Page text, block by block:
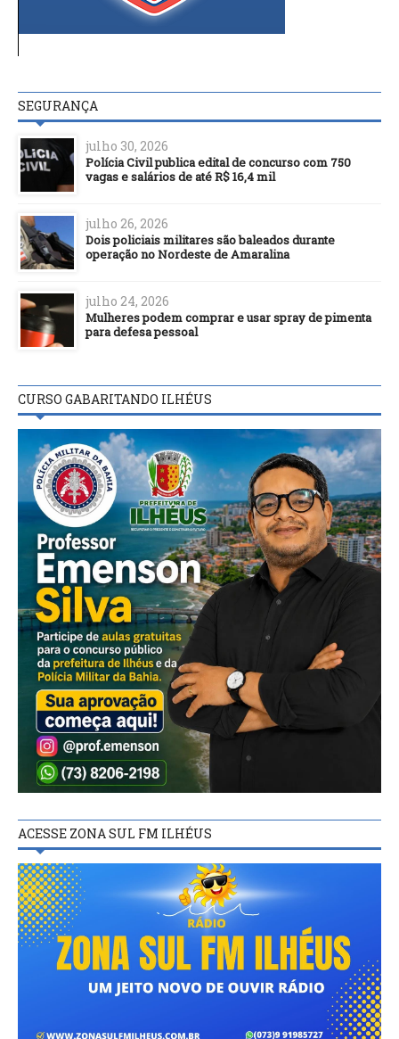
SEGURANÇA
julho 30, 2026
Polícia Civil publica edital de concurso com 750
vagas e salários de até R$ 16,4 mil
julho 26, 2026
Dois policiais militares são baleados durante
operação no Nordeste de Amaralina
julho 24, 2026
Mulheres podem comprar e usar spray de pimenta
para defesa pessoal
CURSO GABARITANDO ILHÉUS
ACESSE ZONA SUL FM ILHÉUS